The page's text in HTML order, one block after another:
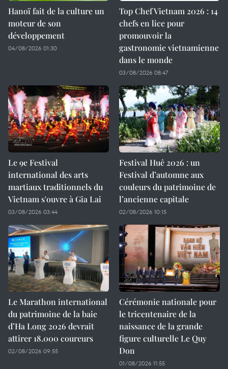
Hanoï fait de la culture un
moteur de son
développement
04/08/2026 01:30
Top Chef Vietnam 2026 : 14
chefs en lice pour
promouvoir la
gastronomie vietnamienne
dans le monde
03/08/2026 08:47
Le 9e Festival
international des arts
martiaux traditionnels du
Vietnam s'ouvre à Gia Lai
03/08/2026 03:44
Festival Huê 2026 : un
Festival d’automne aux
couleurs du patrimoine de
l’ancienne capitale
02/08/2026 10:15
Le Marathon international
du patrimoine de la baie
d’Ha Long 2026 devrait
attirer 18.000 coureurs
02/08/2026 09:55
Cérémonie nationale pour
le tricentenaire de la
naissance de la grande
figure culturelle Le Quy
Don
01/08/2026 11:55